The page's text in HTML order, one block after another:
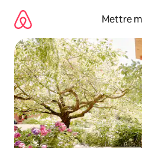
directement
contenu
Mettre